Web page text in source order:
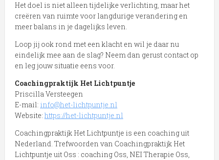
Het doel is niet alleen tijdelijke verlichting, maar het
creëren van ruimte voor langdurige verandering en
meer balans in je dagelijks leven.
Loop jij ook rond met een klacht en wil je daar nu
eindelijk mee aan de slag? Neem dan gerust contact op
en leg jouw situatie eens voor.
Coachingpraktijk Het Lichtpuntje
Priscilla Versteegen
E-mail: info@het-lichtpuntje.nl
Website: https://het-lichtpuntje.nl
Coachingpraktijk Het Lichtpuntje is een coaching uit
Nederland. Trefwoorden van Coachingpraktijk Het
Lichtpuntje uit Oss : coaching Oss, NEI Therapie Oss,